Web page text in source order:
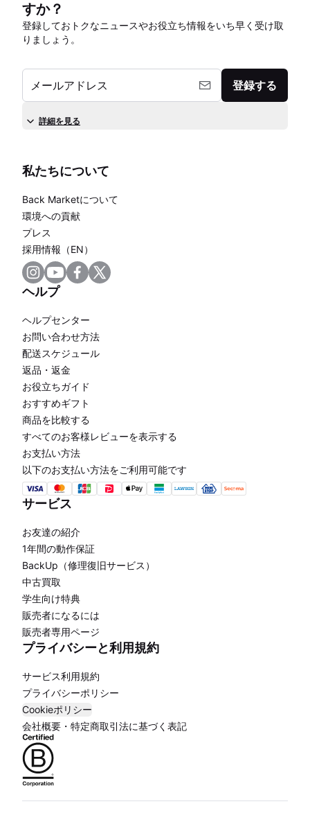
すか？
登録しておトクなニュースやお役立ち情報をいち早く受け取
りましょう。
メールアドレス 登録する
詳細を見る
私たちについて
Back Marketについて
環境への貢献
プレス
採用情報（EN）
ヘルプ
ヘルプセンター
お問い合わせ方法
配送スケジュール
返品・返金
お役立ちガイド
おすすめギフト
商品を比較する
すべてのお客様レビューを表示する
お支払い方法
以下のお支払い方法をご利用可能です
サービス
お友達の紹介
1年間の動作保証
BackUp（修理復旧サービス）
中古買取
学生向け特典
販売者になるには
販売者専用ページ
プライバシーと利用規約
サービス利用規約
プライバシーポリシー
Cookieポリシー
会社概要・特定商取引法に基づく表記